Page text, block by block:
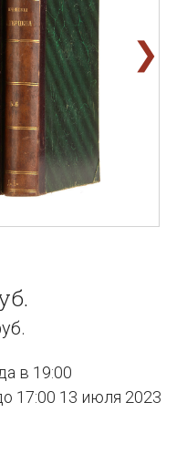
❯
в 19:00
17:00 13 июля 2023